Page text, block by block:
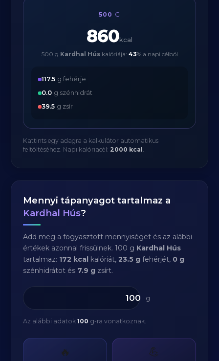
500 G
860kcal
500 g Kardhal Húskalóriája: 43% a napi célból
117.5 g fehérje
0.0 g szénhidrát
39.5 g zsír
Kattints egy adagra a kalkulátor automatikus
feltöltéséhez. Napi kalóriacél: 2000 kcal .
Mennyi tápanyagot tartalmaz a
Kardhal Hús?
Add meg a fogyasztott mennyiséget és az alábbi
értékek azonnal frissülnek. 100 g Kardhal Hús
tartalmaz: 172 kcal kalóriát,23.5 g fehérjét, 0 g
szénhidrátot és 7.9 g zsírt.
g
Az alábbi adatok100 g-ra vonatkoznak.
🔥 💪